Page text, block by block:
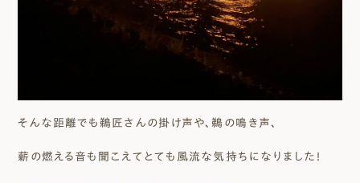
そんな距離でも鵜匠さんの掛け声や、鵜の鳴き声、
薪の燃える音も聞こえてとても風流な気持ちになりました！